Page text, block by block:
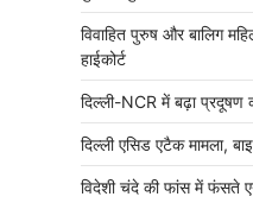
विवाहित पुरुष और बालिग
हाईकोर्ट
दिल्ली-NCR में बढ़ा प्रदूषण
दिल्ली एसिड एटैक मामला,
विदेशी चंदे की फांस में फंसते